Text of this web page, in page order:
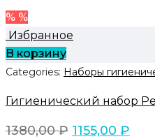
% %
Избранное
В корзину
Categories: Наборы
Гигиенический набор
1380,00₽ 1155,00 ₽